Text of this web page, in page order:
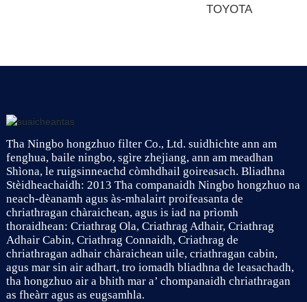
TOYOTA
Tha Ningbo hongzhuo filter Co., Ltd. suidhichte ann am
fenghua, baile ningbo, sgìre zhejiang, ann am meadhan
Shìona, le ruigsinneachd còmhdhail goireasach. Bliadhna
Stèidheachaidh: 2013 Tha companaidh Ningbo hongzhuo na
neach-dèanamh agus às-mhalairt proifeasanta de
chriathragan chàraichean, agus is iad na prìomh
thoraidhean: Criathrag Ola, Criathrag Adhair, Criathrag
Adhair Cabin, Criathrag Connaidh, Criathrag de
chriathragan adhair chàraichean uile, criathragan cabin,
agus mar sin air adhart, tro iomadh bliadhna de leasachadh,
tha hongzhuo air a bhith mar a’ chompanaidh chriathragan
as fheàrr agus as eugsamhla.